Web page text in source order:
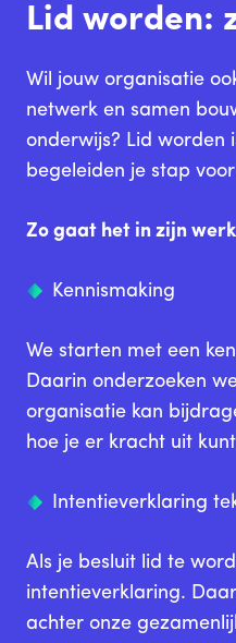
Lid worden:
Wil jouw organisatie
netwerk en samen
onderwijs? Lid worden
begeleiden je stap
Zo gaat het in zijn
Kennismaking
We starten met een
Daarin onderzoeken
organisatie kan
hoe je er kracht uit
Intentieverklaring
Als je besluit lid te
intentieverklaring.
achter onze